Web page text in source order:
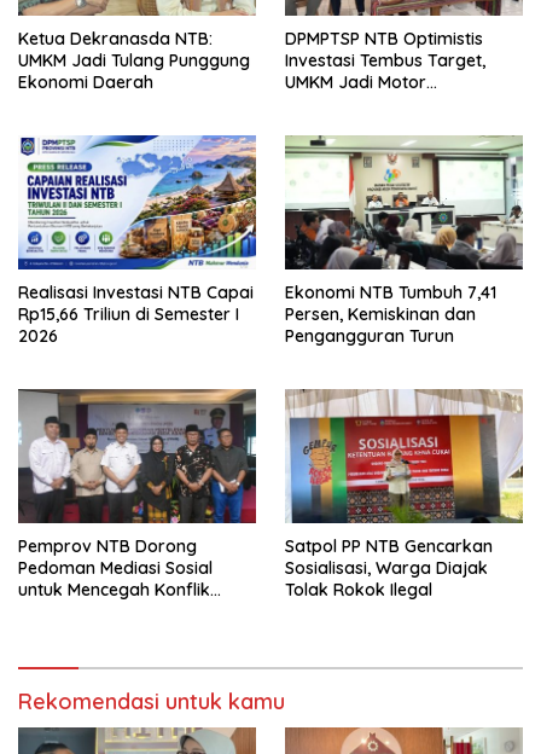
Ketua Dekranasda NTB:
UMKM Jadi Tulang Punggung
Ekonomi Daerah
DPMPTSP NTB Optimistis
Investasi Tembus Target,
UMKM Jadi Motor
Realisasi Investasi NTB Capai
Rp15,66 Triliun di Semester I
2026
Ekonomi NTB Tumbuh 7,41
Persen, Kemiskinan dan
Pengangguran Turun
Pemprov NTB Dorong
Pedoman Mediasi Sosial
untuk Mencegah Konflik
Satpol PP NTB Gencarkan
Sosialisasi, Warga Diajak
Tolak Rokok Ilegal
Rekomendasi untuk kamu